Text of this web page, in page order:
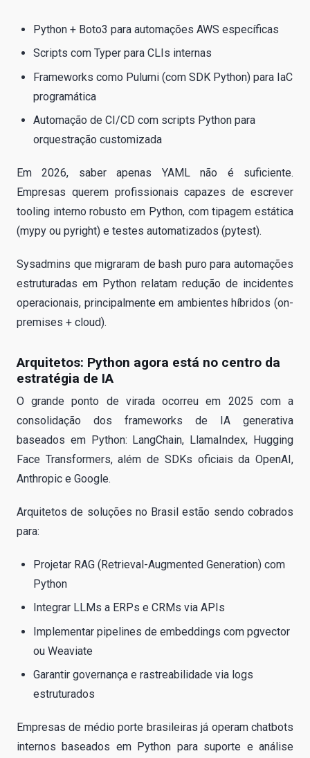
Python + Boto3 para automações AWS específicas
Scripts com Typer para CLIs internas
Frameworks como Pulumi (com SDK Python) para IaC
programática
Automação de CI/CD com scripts Python para
orquestração customizada
Em 2026, saber apenas YAML não é suficiente.
Empresas querem profissionais capazes de escrever
tooling interno robusto em Python, com tipagem estática
(mypy ou pyright) e testes automatizados (pytest).
Sysadmins que migraram de bash puro para automações
estruturadas em Python relatam redução de incidentes
operacionais, principalmente em ambientes híbridos (on-
premises + cloud).
Arquitetos: Python agora está no centro da
estratégia de IA
O grande ponto de virada ocorreu em 2025 com a
consolidação dos frameworks de IA generativa
baseados em Python: LangChain, LlamaIndex, Hugging
Face Transformers, além de SDKs oficiais da OpenAI,
Anthropic e Google.
Arquitetos de soluções no Brasil estão sendo cobrados
para:
Projetar RAG (Retrieval-Augmented Generation) com
Python
Integrar LLMs a ERPs e CRMs via APIs
Implementar pipelines de embeddings com pgvector
ou Weaviate
Garantir governança e rastreabilidade via logs
estruturados
Empresas de médio porte brasileiras já operam chatbots
internos baseados em Python para suporte e análise